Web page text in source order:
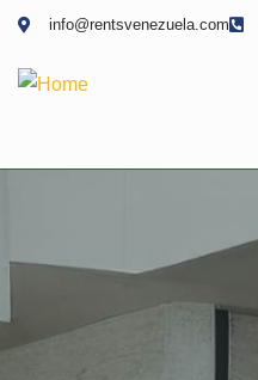
info@rentsvenezuela.com